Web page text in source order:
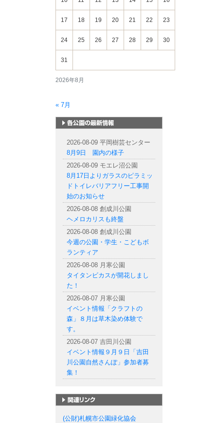
2026年8月
17 18 19 20 21 22 23
24 25 26 27 28 29 30
31
« 7月
2026-08-09 平岡樹芸センター
8月9日 園内の様子
2026-08-09 モエレ沼公園
8月17日よりガラスのピラミッ
ドトイレバリアフリー工事開
始のお知らせ
2026-08-08 創成川公園
ヘメロカリスも終盤
2026-08-08 創成川公園
今週の公園・学生・こどもボ
ランティア
2026-08-08 月寒公園
タイタンビカスが開花しまし
た！
2026-08-07 月寒公園
イベント情報「クラフトの
森」８月は草木染め体験で
す。
2026-08-07 吉田川公園
イベント情報９月９日「吉田
川公園自然さんぽ」参加者募
集！
(公財)札幌市公園緑化協会